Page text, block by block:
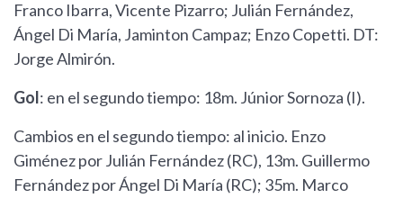
Franco Ibarra, Vicente Pizarro; Julián Fernández,
Ángel Di María, Jaminton Campaz; Enzo Copetti. DT:
Jorge Almirón.
Gol: en el segundo tiempo: 18m. Júnior Sornoza (I).
Cambios en el segundo tiempo: al inicio. Enzo
Giménez por Julián Fernández (RC), 13m. Guillermo
Fernández por Ángel Di María (RC); 35m. Marco